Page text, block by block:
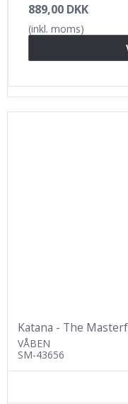
889,00 DKK
(inkl. moms)
Katana - The
VÅBEN
SM-43656